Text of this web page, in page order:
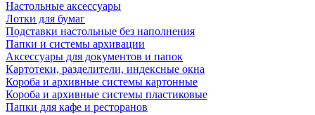
Настольные аксессуары
Лотки для бумаг
Подставки настольные без наполнения
Папки и системы архивации
Аксессуары для документов и папок
Картотеки, разделители, индексные окна
Короба и архивные системы картонные
Короба и архивные системы пластиковые
Папки для кафе и ресторанов